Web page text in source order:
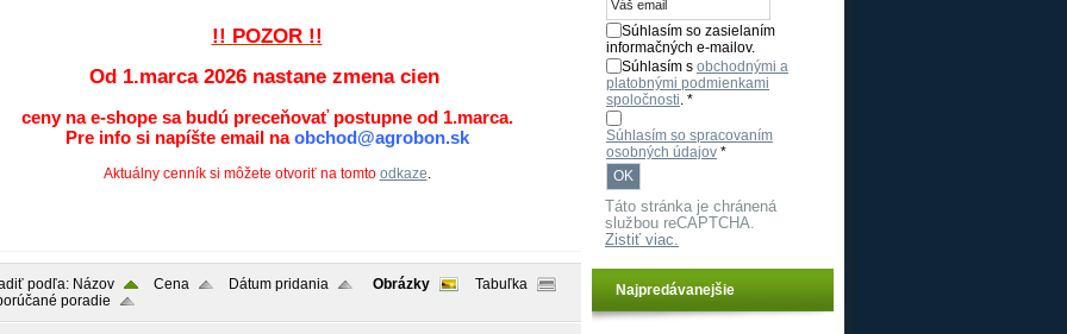
!! POZOR !!
Od 1.marca 2026 nastane zmena cien
ceny na e-shope sa budú preceňovať postupne od 1.marca.
Pre info si napíšte email naobchod@agrobon.sk
Aktuálny cenník si môžete otvoriť na tomto odkaze
podľa: Názov Cena
Dátum pridania
poradie
Obrázky Tabuľka
Súhlasím so zasielaním
informačných e-mailov.
Súhlasím s obchodnými a
platobnými podmienkami
spoločnosti. *
Súhlasím so spracovaním
osobných údajov *
Táto stránka je chránená
službou reCAPTCHA.
Zistiť viac.
Najpredávanejšie
Google reCAPTCHA nastaví pri vykonaní potrebný súbor cookie (_GRECAPTCHA) na účely vykonania analýzy rizika.
Google Privacy Policy